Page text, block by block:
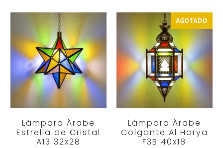
Lámpara Árabe
Estrella de Cristal
A13 32x28
AGOTADO
Lámpara Árabe
Colgante Al Harya
F3B 40x18